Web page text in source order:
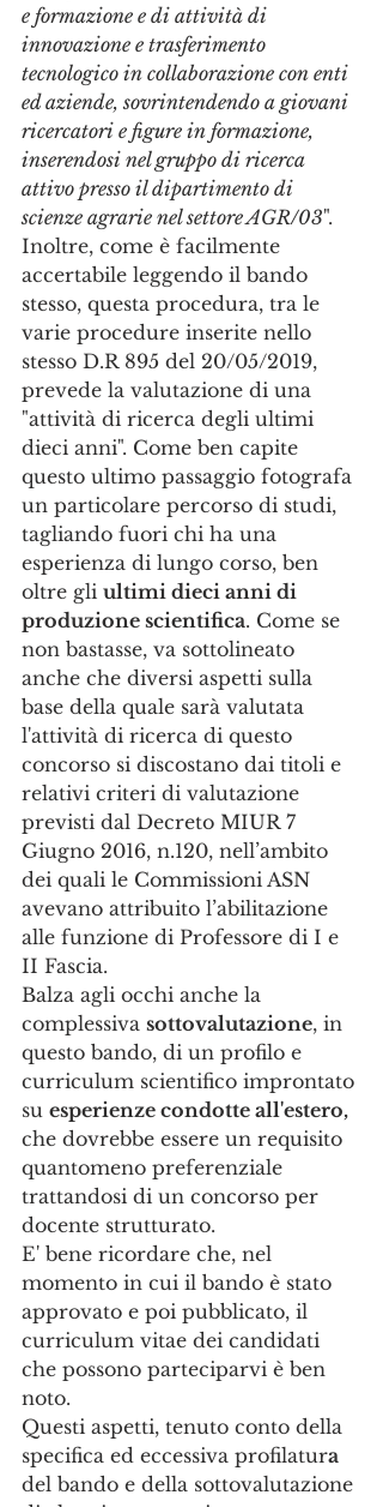
e formazione e di attività di
innovazione e trasferimento
tecnologico in collaborazione con enti
ed aziende, sovrintendendo a giovani
ricercatori e figure in formazione,
inserendosi nel gruppo di ricerca
attivo presso il dipartimento di
scienze agrarie nel settore AGR/03".
Inoltre, come è facilmente
accertabile leggendo il bando
stesso, questa procedura, tra le
varie procedure inserite nello
stesso D.R 895 del 20/05/2019,
prevede la valutazione di una
"attività di ricerca degli ultimi
dieci anni". Come ben capite
questo ultimo passaggio fotografa
un particolare percorso di studi,
tagliando fuori chi ha una
esperienza di lungo corso, ben
oltre gli ultimi dieci anni di
produzione scientifica. Come se
non bastasse, va sottolineato
anche che diversi aspetti sulla
base della quale sarà valutata
l'attività di ricerca di questo
concorso si discostano dai titoli e
relativi criteri di valutazione
previsti dal Decreto MIUR 7
Giugno 2016, n.120, nell’ambito
dei quali le Commissioni ASN
avevano attribuito l’abilitazione
alle funzione di Professore di I e
II Fascia.
Balza agli occhi anche la
complessiva sottovalutazione, in
questo bando, di un profilo e
curriculum scientifico improntato
su esperienze condotte all'estero,
che dovrebbe essere un requisito
quantomeno preferenziale
trattandosi di un concorso per
docente strutturato.
E' bene ricordare che, nel
momento in cui il bando è stato
approvato e poi pubblicato, il
curriculum vitae dei candidati
che possono parteciparvi è ben
noto.
Questi aspetti, tenuto conto della
specifica ed eccessiva profilatura
del bando e della sottovalutazione